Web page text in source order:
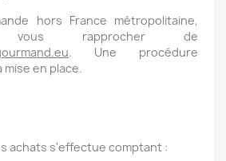
hors France métropolitaine,
rapprocher de
. Une procédure
en place.
achats s'effectue comptant :